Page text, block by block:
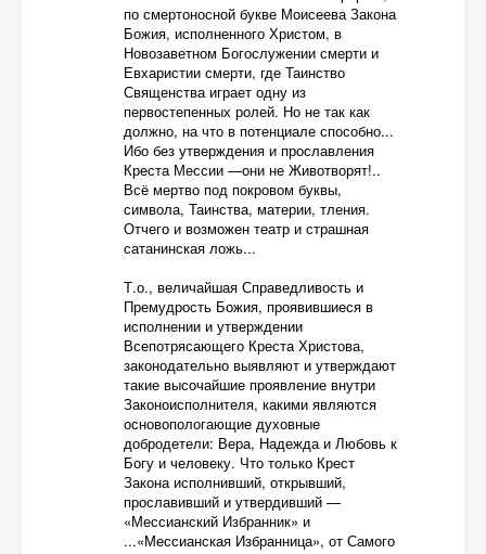
по смертоносной букве Моисеева Закона
Божия, исполненного Христом, в
Новозаветном Богослужении смерти и
Евхаристии смерти, где Таинство
Священства играет одну из
первостепенных ролей. Но не так как
должно, на что в потенциале способно...
Ибо без утверждения и прославления
Креста Мессии —они не Животворят!..
Всё мертво под покровом буквы,
символа, Таинства, материи, тления.
Отчего и возможен театр и страшная
сатанинская ложь...
Т.о., величайшая Справедливость и
Премудрость Божия, проявившиеся в
исполнении и утверждении
Всепотрясающего Креста Христова,
законодательно выявляют и утверждают
такие высочайшие проявление внутри
Законоисполнителя, какими являются
основопологающие духовные
добродетели: Вера, Надежда и Любовь к
Богу и человеку. Что только Крест
Закона исполнивший, открывший,
прославивший и утвердивший —
«Мессианский Избранник» и
...«Мессианская Избранница», от Самого